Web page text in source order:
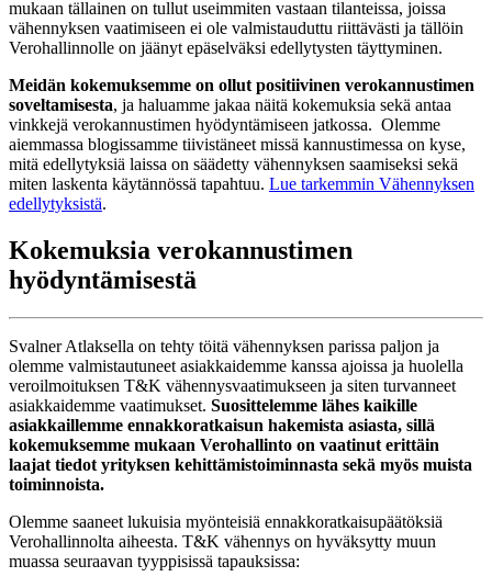
mukaan tällainen on tullut useimmiten vastaan tilanteissa, joissa
vähennyksen vaatimiseen ei ole valmistauduttu riittävästi ja tällöin
Verohallinnolle on jäänyt epäselväksi edellytysten täyttyminen.
Meidän kokemuksemme on ollut positiivinen verokannustimen
soveltamisesta, ja haluamme jakaa näitä kokemuksia sekä antaa
vinkkejä verokannustimen hyödyntämiseen jatkossa. Olemme
aiemmassa blogissamme tiivistäneet missä kannustimessa on kyse,
mitä edellytyksiä laissa on säädetty vähennyksen saamiseksi sekä
miten laskenta käytännössä tapahtuu. Lue tarkemmin Vähennyksen
edellytyksistä.
Kokemuksia verokannustimen
hyödyntämisestä
Svalner Atlaksella on tehty töitä vähennyksen parissa paljon ja
olemme valmistautuneet asiakkaidemme kanssa ajoissa ja huolella
veroilmoituksen T&K vähennysvaatimukseen ja siten turvanneet
asiakkaidemme vaatimukset. Suosittelemme lähes kaikille
asiakkaillemme ennakkoratkaisun hakemista asiasta, sillä
kokemuksemme mukaan Verohallinto on vaatinut erittäin
laajat tiedot yrityksen kehittämistoiminnasta sekä myös muista
toiminnoista.
Olemme saaneet lukuisia myönteisiä ennakkoratkaisupäätöksiä
Verohallinnolta aiheesta. T&K vähennys on hyväksytty muun
muassa seuraavan tyyppisissä tapauksissa: